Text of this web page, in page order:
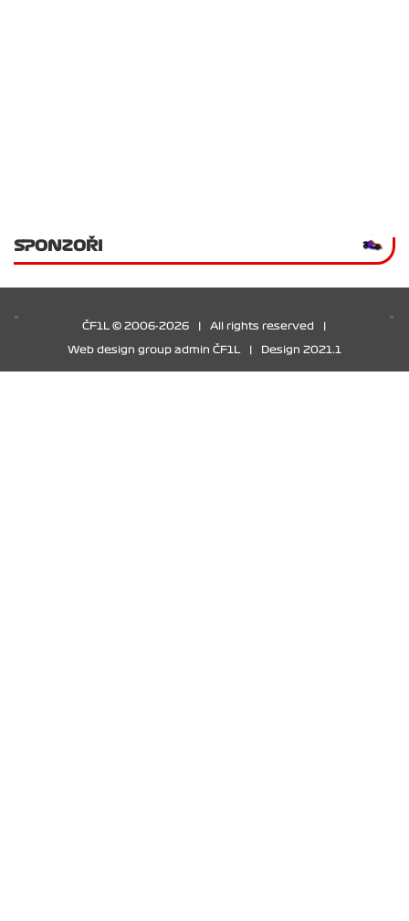
SPONZOŘI
ČF1L © 2006-2026 All rights reserved
Web design group admin ČF1L Design 2021.1